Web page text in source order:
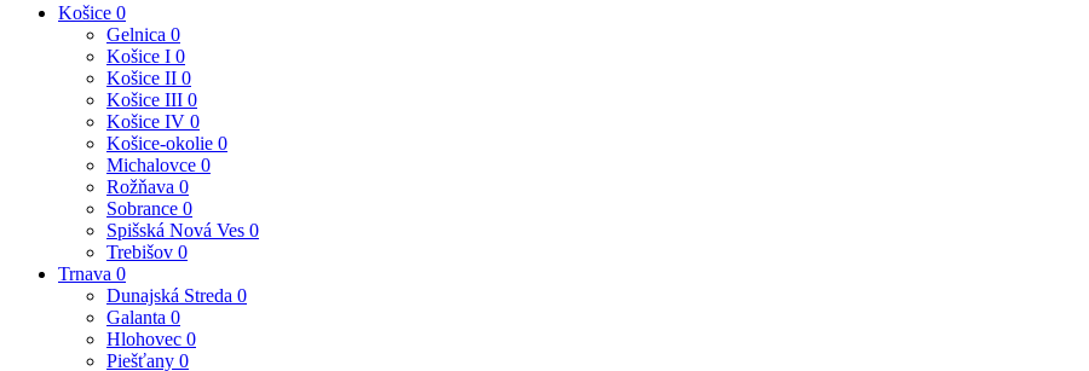
Košice 0
Gelnica 0
Košice I 0
Košice II 0
Košice III 0
Košice IV 0
Košice-okolie 0
Michalovce 0
Rožňava 0
Sobrance 0
Spišská Nová Ves 0
Trebišov 0
Trnava 0
Dunajská Streda 0
Galanta 0
Hlohovec 0
Piešťany 0